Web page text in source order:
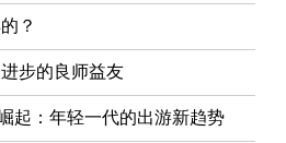
？
步的良师益友
起：年轻一代的出游新趋势